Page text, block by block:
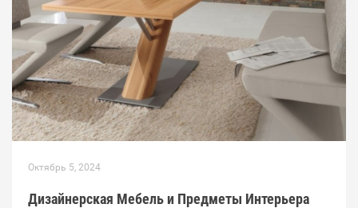
Октябрь 5, 2024
Дизайнерская Мебель и Предметы Интерьера